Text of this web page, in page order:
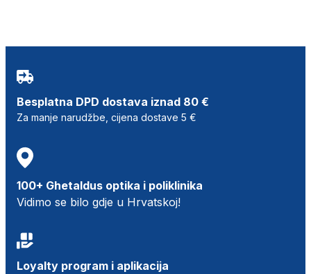
Besplatna DPD dostava iznad 80 €
Za manje narudžbe, cijena dostave 5 €
100+ Ghetaldus optika i poliklinika
Vidimo se bilo gdje u Hrvatskoj!
Loyalty program i aplikacija